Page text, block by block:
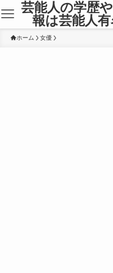
芸能人の学歴
報は芸能人
ホーム 女優